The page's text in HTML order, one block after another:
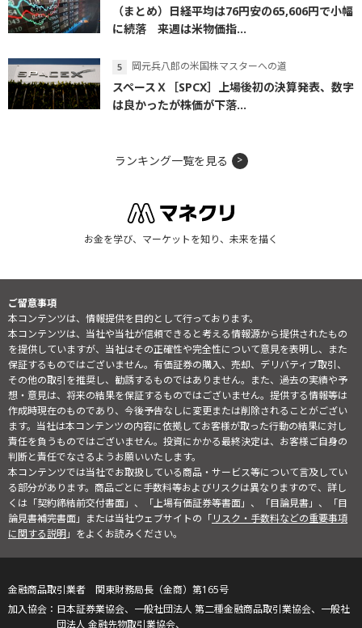
（まとめ）日経平均は76円安の65,606円で小幅
に続落 来週は米物価指...
岡元兵八郎の米国株マスターへの道
スペースＸ［SPCX］上場後初の決算発表、数字
は良かったが株価が下落...
ランキング一覧を見る
お金を学び、マーケットを知り、未来を描く
ご留意事項
本コンテンツは、情報提供を目的として行っております。
本コンテンツは、当社や当社が信頼できると考える情報源から提供されたもの
を提供していますが、当社はその正確性や完全性について意見を表明し、また
保証するものではございません。有価証券の購入、売却、デリバティブ取引、
その他の取引を推奨し、勧誘するものではありません。また、過去の実績や予
想・意見は、将来の結果を保証するものではございません。提供する情報等は
作成時現在のものであり、今後予告なしに変更または削除されることがござい
ます。当社は本コンテンツの内容に依拠してお客様が取った行動の結果に対し
責任を負うものではございません。投資にかかる最終決定は、お客様ご自身の
判断と責任でなさるようお願いいたします。
本コンテンツでは当社でお取扱している商品・サービス等について言及してい
る部分があります。商品ごとに手数料等およびリスクは異なりますので、詳し
くは「契約締結前交付書面」、「上場有価証券等書面」、「目論見書」、「目
論見書補完書面」または当社ウェブサイトの「リスク・手数料などの重要事項
に関する説明」をよくお読みください。
金融商品取引業者 関東財務局長（金商）第165号
日本証券業協会、一般社団法人 第二種金融商品取引業協会、一般社
団法人 金融先物取引業協会、